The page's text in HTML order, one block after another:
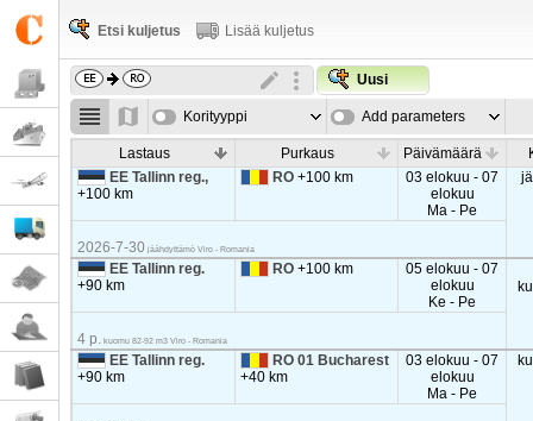
Etsi kuljetus Lisää kuljetus
Uusi
Korityyppi Add parameters
Lastaus Purkaus Päivämäärä
EE Tallinn reg.,
+100 km
RO+100 km
03 elokuu - 07
elokuu
Ma - Pe
2026-7-30 jäähdyttämö Viro - Romania
EE Tallinn reg.
+90 km
RO+100 km
05 elokuu - 07
elokuu
Ke - Pe
4 p. kuomu 82-92 m3 Viro - Romania
EE Tallinn reg.
+90 km
RO 01 Bucharest
+40 km
03 elokuu - 07
elokuu
Ma - Pe